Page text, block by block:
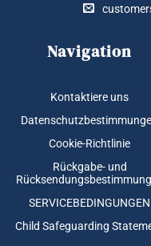
Navigation
Kontaktiere uns
Cookie-Richtlinie
Rückgabe- und
SERVICEBEDINGUNGEN
Child Safeguarding